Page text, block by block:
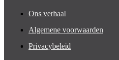
Ons verhaal
Algemene voorwaarden
Privacybeleid